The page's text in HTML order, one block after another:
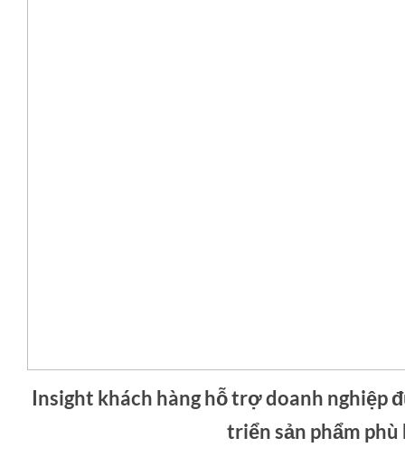
Insight khách hàng hỗ trợ doanh nghiệp
triển sản phẩm phù